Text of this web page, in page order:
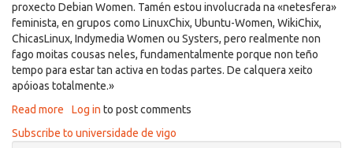
proxecto Debian Women. Tamén estou involucrada na «netesfera»
feminista, en grupos como LinuxChix, Ubuntu-Women, WikiChix,
ChicasLinux, Indymedia Women ou Systers, pero realmente non
fago moitas cousas neles, fundamentalmente porque non teño
tempo para estar tan activa en todas partes. De calquera xeito
apóioas totalmente.»
Read more about
Conferencia
de
Log in to post comments
Subscribe to universidade de vigo